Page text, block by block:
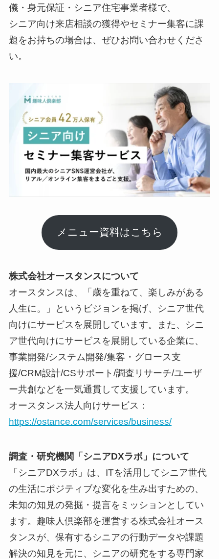
儀・身元保証・シニア住宅事業者様で、
シニア向け来店相談の獲得やセミナー集客に課
題をお持ちの場合は、ぜひお問い合わせくださ
い。
メニュー資料はこちら
株式会社オースタンスについて
オースタンスは、「歳を重ねて、楽しみがある
人生に。」というビジョンを掲げ、シニア世代
向けにサービスを展開しています。また、シニ
ア世代向けにサービスを展開している企業に、
事業開発/システム開発/集客・グロース支
援/CRM設計/CSサポート/調査リサーチ/ユーザ
ー共創などを一気通貫して支援しています。
オースタンス法人向けサービス：
https://ostance.com/services/business/
調査・研究機関「シニアDXラボ」について
「シニアDXラボ」は、ITを活用してシニア世代
の生活にポジティブな変化を生み出すための、
未知の知見の発掘・提言をミッションとしてい
ます。趣味人倶楽部を運営する株式会社オース
タンスが、保有するシニアの行動データや課題
解決の知見を元に、シニアの研究をする専門家